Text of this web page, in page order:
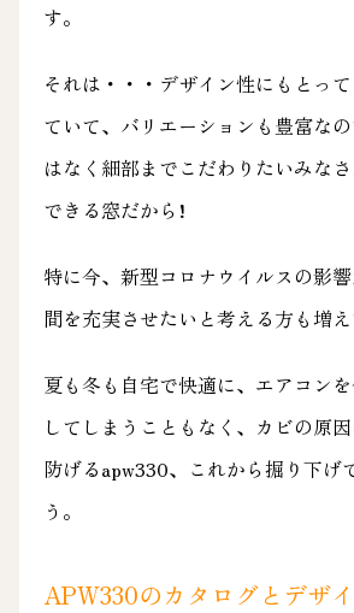
す。
それは・・・デザイン性にもとっ
ていて、バリエーションも豊富な
はなく細部までこだわりたいみな
できる窓だから!
特に今、新型コロナウイルスの影
間を充実させたいと考える方も増
夏も冬も自宅で快適に、エアコン
してしまうこともなく、カビの原
防げるapw330、これから掘り下げ
う。
APW330のカタログとデザ